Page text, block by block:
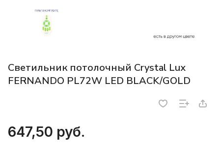
Светильник потолочный Crystal Lux
FERNANDO PL72W LED BLACK/GOLD
647,50 руб.